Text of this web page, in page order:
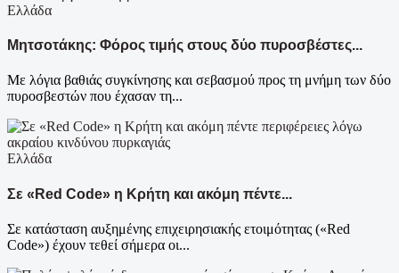
Ελλάδα
Μητσοτάκης: Φόρος τιμής στους δύο πυροσβέστες...
Με λόγια βαθιάς συγκίνησης και σεβασμού προς τη μνήμη των δύο
πυροσβεστών που έχασαν τη...
Ελλάδα
Σε «Red Code» η Κρήτη και ακόμη πέντε...
Σε κατάσταση αυξημένης επιχειρησιακής ετοιμότητας («Red
Code») έχουν τεθεί σήμερα οι...